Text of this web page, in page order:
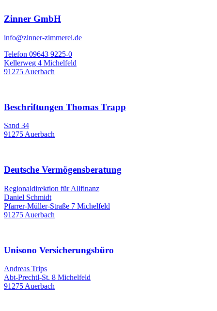
Zinner GmbH
info@zinner-zimmerei.de
Telefon 09643 9225-0
Kellerweg 4 Michelfeld
91275 Auerbach
Beschriftungen Thomas Trapp
Sand 34
91275 Auerbach
Deutsche Vermögensberatung
Regionaldirektion für Allfinanz
Daniel Schmidt
Pfarrer-Müller-Straße 7 Michelfeld
91275 Auerbach
Unisono Versicherungsbüro
Andreas Trips
Abt-Prechtl-St. 8 Michelfeld
91275 Auerbach